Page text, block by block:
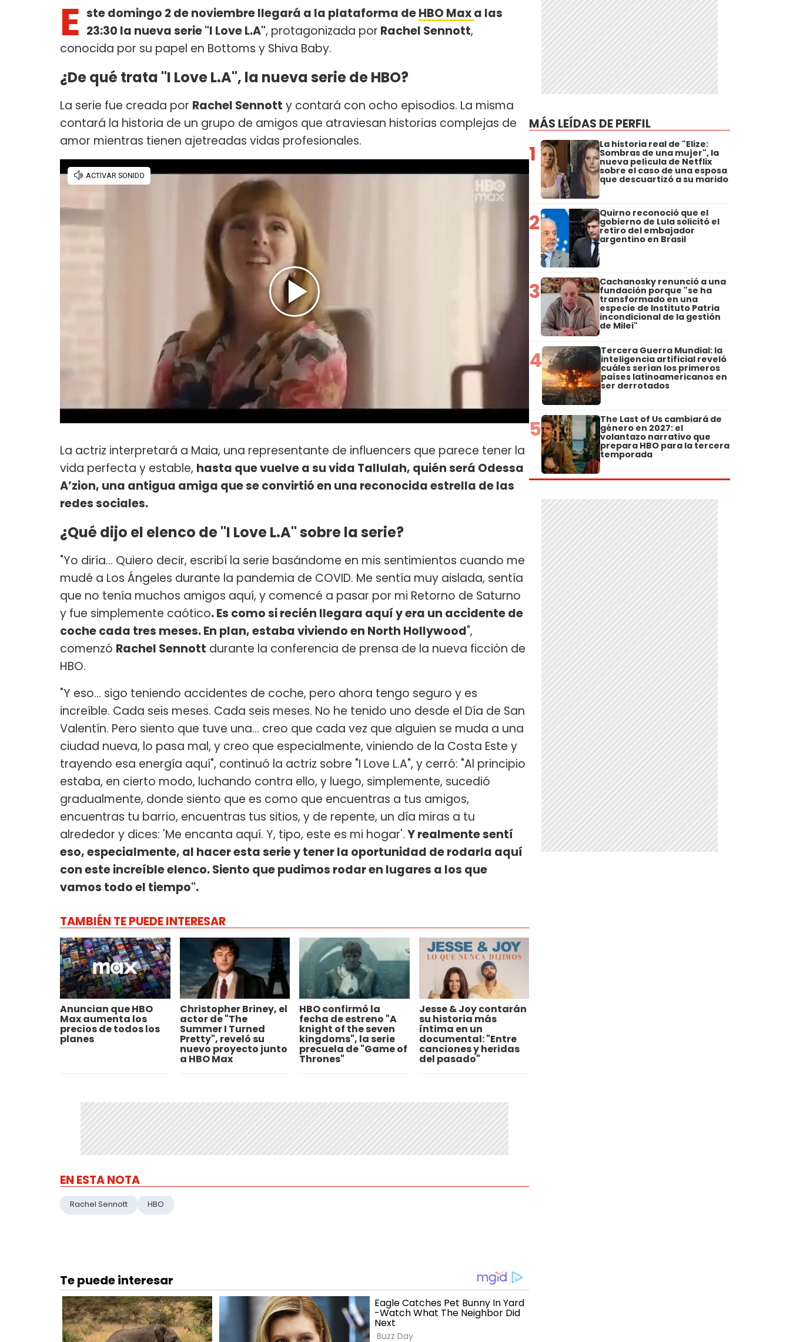
E ste domingo 2 de noviembre llegará a la plataforma deHBO Maxa las
23:30 la nueva serie "I Love L.A", protagonizada por Rachel Sennott,
conocida por su papel en Bottoms y Shiva Baby.
¿De qué trata "I Love L.A", la nueva serie de HBO?
La serie fue creada por Rachel Sennott y contará con ocho episodios. La misma
contará la historia de un grupo de amigos que atraviesan historias complejas de
amor mientras tienen ajetreadas vidas profesionales.
La actriz interpretará a Maia, una representante de influencers que parece tener la
vida perfecta y estable, hasta que vuelve a su vida Tallulah, quién será Odessa
A’zion, una antigua amiga que se convirtió en una reconocida estrella de las
redes sociales.
¿Qué dijo el elenco de "I Love L.A" sobre la serie?
"Yo diría... Quiero decir, escribí la serie basándome en mis sentimientos cuando me
mudé a Los Ángeles durante la pandemia de COVID. Me sentía muy aislada, sentía
que no tenía muchos amigos aquí, y comencé a pasar por mi Retorno de Saturno
y fue simplemente caótico. Es como si recién llegara aquí y era un accidente de
coche cada tres meses. En plan, estaba viviendo en North Hollywood",
comenzó Rachel Sennott durante la conferencia de prensa de la nueva ficción de
HBO.
"Y eso... sigo teniendo accidentes de coche, pero ahora tengo seguro y es
increíble. Cada seis meses. Cada seis meses. No he tenido uno desde el Día de San
Valentín. Pero siento que tuve una... creo que cada vez que alguien se muda a una
ciudad nueva, lo pasa mal, y creo que especialmente, viniendo de la Costa Este y
trayendo esa energía aquí", continuó la actriz sobre "I Love L.A", y cerró: "Al principio
estaba, en cierto modo, luchando contra ello, y luego, simplemente, sucedió
gradualmente, donde siento que es como que encuentras a tus amigos,
encuentras tu barrio, encuentras tus sitios, y de repente, un día miras a tu
alrededor y dices: 'Me encanta aquí. Y, tipo, este es mi hogar'.Y realmente sentí
eso, especialmente, al hacer esta serie y tener la oportunidad de rodarla aquí
con este increíble elenco. Siento que pudimos rodar en lugares a los que
vamos todo el tiempo".
TAMBIÉN TE PUEDE INTERESAR
Anuncian que HBO
Max aumenta los
precios de todos los
planes
Christopher Briney, el
actor de "The
Summer I Turned
Pretty", reveló su
nuevo proyecto junto
a HBO Max
HBO confirmó la
fecha de estreno "A
knight of the seven
kingdoms", la serie
precuela de "Game of
Thrones"
Jesse & Joy contarán
su historia más
íntima en un
documental: "Entre
canciones y heridas
del pasado"
EN ESTA NOTA
Rachel Sennott HBO
MÁS LEÍDAS DE PERFIL
1 La historia real de "Elize:
Sombras de una mujer", la
nueva película de Netflix
sobre el caso de una esposa
que descuartizó a su marido
2 Quirno reconoció que el
gobierno de Lula solicitó el
retiro del embajador
argentino en Brasil
3 Cachanosky renunció a una
fundación porque "se ha
transformado en una
especie de Instituto Patria
incondicional de la gestión
de Milei"
4 Tercera Guerra Mundial: la
inteligencia artificial reveló
cuáles serían los primeros
países latinoamericanos en
ser derrotados
5 The Last of Us cambiará de
género en 2027: el
volantazo narrativo que
prepara HBO para la tercera
temporada